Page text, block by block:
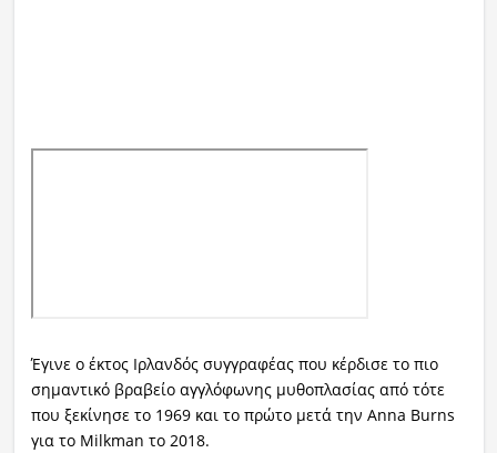
Έγινε ο έκτος Ιρλανδός συγγραφέας που κέρδισε το πιο
σημαντικό βραβείο αγγλόφωνης μυθοπλασίας από τότε
που ξεκίνησε το 1969 και το πρώτο μετά την Anna Burns
για το Milkman το 2018.